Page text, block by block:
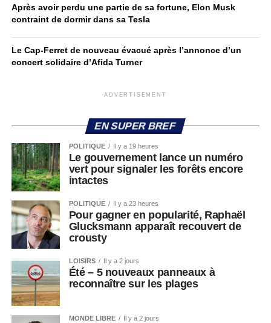
Après avoir perdu une partie de sa fortune, Elon Musk
contraint de dormir dans sa Tesla
Le Cap-Ferret de nouveau évacué après l’annonce d’un
concert solidaire d’Afida Turner
ADVERTISEMENT
EN SUPER BREF
POLITIQUE Il y a 19 heures
Le gouvernement lance un numéro
vert pour signaler les forêts encore
intactes
POLITIQUE Il y a 23 heures
Pour gagner en popularité, Raphaël
Glucksmann apparaît recouvert de
crousty
LOISIRS Il y a 2 jours
Été – 5 nouveaux panneaux à
reconnaître sur les plages
MONDE LIBRE Il y a 2 jours